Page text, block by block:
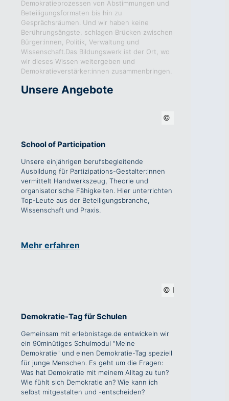
Demokratieprozessen von Abstimmungen und
Beteiligungsformaten bis hin zu
Gesprächsräumen. Und wir haben keine
Berührungsängste, schlagen Brücken zwischen
Bürger:innen, Politik, Verwaltung und
Wissenschaft.Das Bildungswerk ist der Ort, wo
wir dieses Wissen weitergeben und
Demokratieverstärker:innen zusammenbringen.
Unsere Angebote
School of Participation
Unsere einjährigen berufsbegleitende
Ausbildung für Partizipations-Gestalter:innen
vermittelt Handwerkszeug, Theorie und
organisatorische Fähigkeiten. Hier unterrichten
Top-Leute aus der Beteiligungsbranche,
Wissenschaft und Praxis.
Mehr erfahren
Erlebnistage
Demokratie-Tag für Schulen
Gemeinsam mit erlebnistage.de entwickeln wir
ein 90minütiges Schulmodul "Meine
Demokratie" und einen Demokratie-Tag speziell
für junge Menschen. Es geht um die Fragen:
Was hat Demokratie mit meinem Alltag zu tun?
Wie fühlt sich Demokratie an? Wie kann ich
selbst mitgestalten und -entscheiden?